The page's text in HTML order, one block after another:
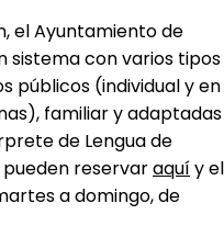
el Ayuntamiento de
sistema con varios tipos
públicos (individual y en
familiar y adaptadas
de Lengua de
pueden reservaraquíy el
a domingo, de